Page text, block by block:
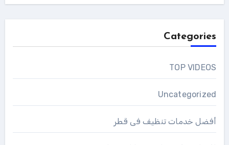
Categories
TOP VIDEOS
Uncategorized
أفضل خدمات تنظيف فى قطر